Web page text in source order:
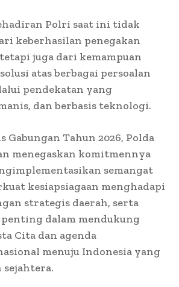
Polri saat ini tidak
keberhasilan penegakan
juga dari kemampuan
atas berbagai persoalan
pendekatan yang
dan berbasis teknologi.
Gabungan Tahun 2026, Polda
menegaskan komitmennya
semangat
kesiapsiagaan menghadapi
strategis daerah, serta
dalam mendukung
Cita dan agenda
menuju Indonesia yang
sejahtera.